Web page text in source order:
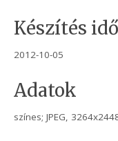
Készítés
2012-10-05
Adatok
színes; JPEG,